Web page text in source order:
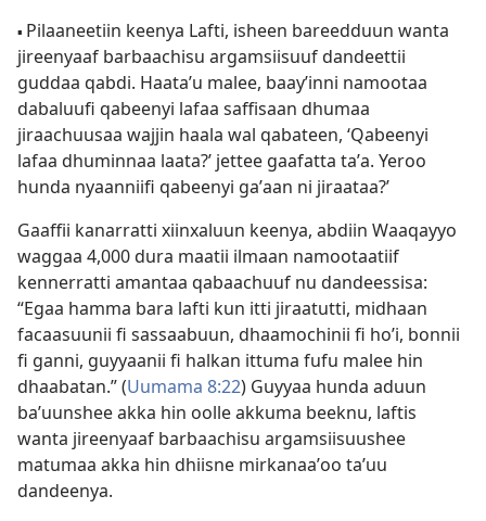
▪ Pilaaneetiin keenya Lafti, isheen bareedduun wanta
jireenyaaf barbaachisu argamsiisuuf dandeettii
guddaa qabdi. Haataʼu malee, baayʼinni namootaa
dabaluufi qabeenyi lafaa saffisaan dhumaa
jiraachuusaa wajjin haala wal qabateen, ‘Qabeenyi
lafaa dhuminnaa laata?’ jettee gaafatta taʼa. Yeroo
hunda nyaanniifi qabeenyi gaʼaan ni jiraataa?’
Gaaffii kanarratti xiinxaluun keenya, abdiin Waaqayyo
waggaa 4,000 dura maatii ilmaan namootaatiif
kennerratti amantaa qabaachuuf nu dandeessisa:
“Egaa hamma bara lafti kun itti jiraatutti, midhaan
facaasuunii fi sassaabuun, dhaamochinii fi hoʼi, bonnii
fi ganni, guyyaanii fi halkan ittuma fufu malee hin
dhaabatan.” (Uumama 8:22) Guyyaa hunda aduun
baʼuunshee akka hin oolle akkuma beeknu, laftis
wanta jireenyaaf barbaachisu argamsiisuushee
matumaa akka hin dhiisne mirkanaaʼoo taʼuu
dandeenya.